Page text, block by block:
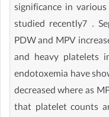
significance in
studied recently7 .
PDW and MPV
and heavy platelets
endotoxemia have
decreased where as
that platelet counts